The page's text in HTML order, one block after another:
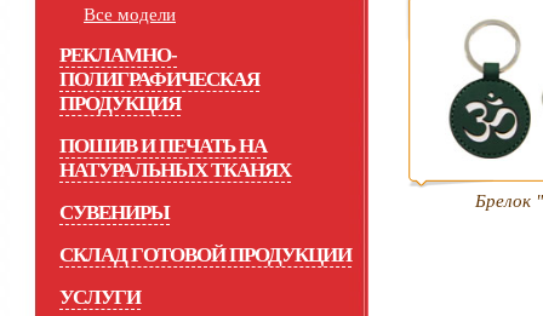
Все модели
РЕКЛАМНО-
ПОЛИГРАФИЧЕСКАЯ
ПРОДУКЦИЯ
ПОШИВ И ПЕЧАТЬ НА
НАТУРАЛЬНЫХ ТКАНЯХ
СУВЕНИРЫ
СКЛАД ГОТОВОЙ ПРОДУКЦИИ
УСЛУГИ
Брелок